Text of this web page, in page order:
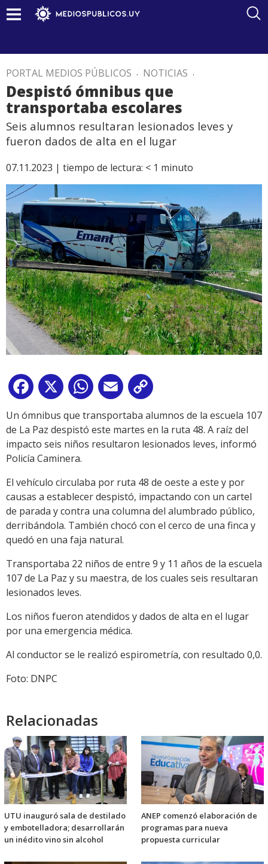
PORTAL MEDIOS PÚBLICOS . NOTICIAS .
Despistó ómnibus que
transportaba escolares
Seis alumnos resultaran lesionados leves y
fueron dados de alta en el lugar
07.11.2023 | tiempo de lectura: < 1 minuto
Facebook
X WhatsApp
Email
Link
Un ómnibus que transportaba alumnos de la escuela 107
de La Paz despistó este martes en la ruta 48. A raíz del
impacto seis niños resultaron lesionados leves, informó
Policía Caminera.
El vehículo circulaba por ruta 48 de oeste a este y por
causas a establecer despistó, impactando con un cartel
de parada y contra una columna del alumbrado público,
derribándola. También chocó con el cerco de una finca y
quedó en una faja natural.
Transportaba 22 niños de entre 9 y 11 años de la escuela
107 de La Paz y su maestra, de los cuales seis resultaran
lesionados leves.
Los niños fueron atendidos y dados de alta en el lugar
por una emergencia médica.
Al conductor se le realizó espirometría, con resultado 0,0.
Foto: DNPC
Relacionadas
UTU inauguró sala de destilado
y embotelladora; desarrollarán
un inédito vino sin alcohol
ANEP comenzó elaboración de
programas para nueva
propuesta curricular